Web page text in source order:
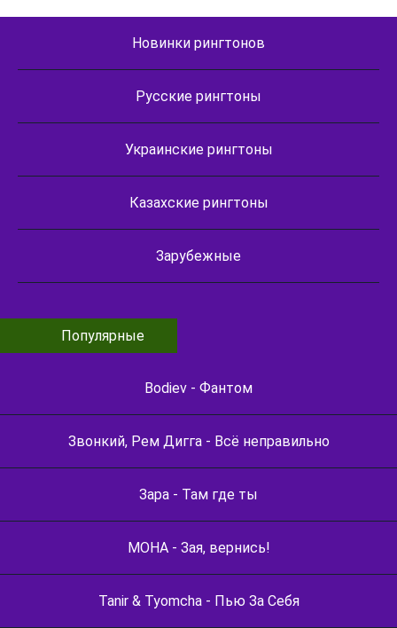
Новинки рингтонов
Русские рингтоны
Украинские рингтоны
Казахские рингтоны
Зарубежные
Популярные
Bodiev - Фантом
Звонкий, Рем Дигга - Всё неправильно
Зара - Там где ты
МОНА - Зая, вернись!
Tanir & Tyomcha - Пью За Себя